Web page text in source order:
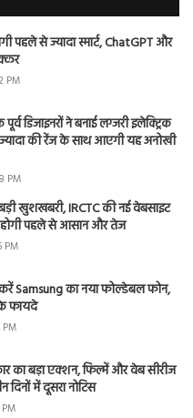
पहले से ज्यादा स्मार्ट, ChatGPT और
PM
डिजाइनरों ने बनाई लग्जरी इलेक्ट्रिक
की रेंज के साथ आएगी यह अनोखी
PM
खुशखबरी, IRCTC की नई वेबसाइट
पहले से आसान और तेज
PM
Samsung का नया फोल्डेबल फोन,
फायदे
का बड़ा एक्शन, फिल्में और वेब सीरीज
दिनों में दूसरा नोटिस